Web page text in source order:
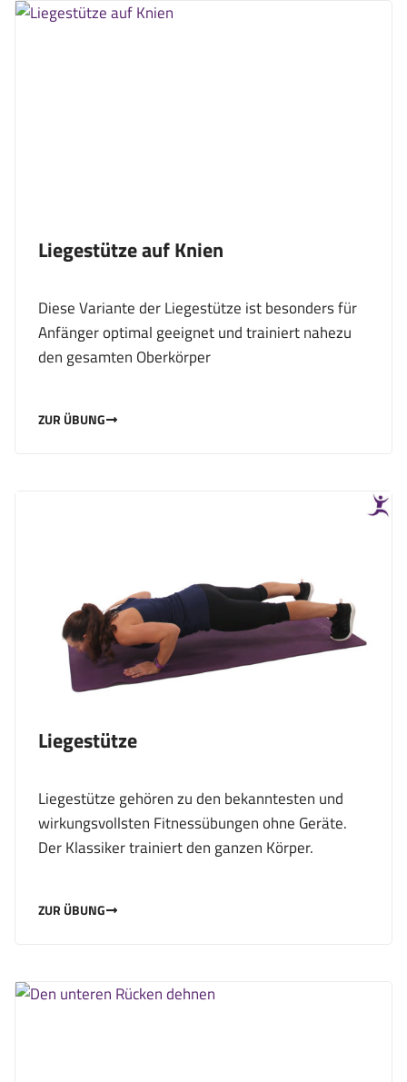
Liegestütze auf Knien
Diese Variante der Liegestütze ist besonders für
Anfänger optimal geeignet und trainiert nahezu
den gesamten Oberkörper
ZUR ÜBUNG
Liegestütze
Liegestütze gehören zu den bekanntesten und
wirkungsvollsten Fitnessübungen ohne Geräte.
Der Klassiker trainiert den ganzen Körper.
ZUR ÜBUNG